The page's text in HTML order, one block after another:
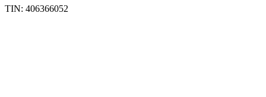
TIN: 406366052